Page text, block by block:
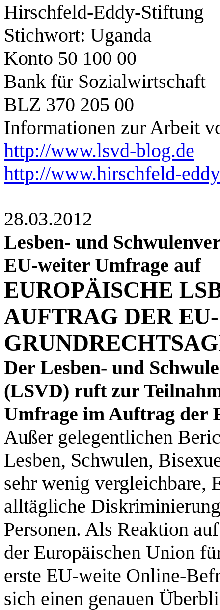
Hirschfeld-Eddy-Stiftung
Stichwort: Uganda
Konto 50 100 00
Bank für Sozialwirtschaft
BLZ 370 205 00
Informationen zur Arbeit
http://www.lsvd-blog.de
http://www.hirschfeld-
28.03.2012
Lesben- und
EU-weiter Umfrage auf
EUROPÄISCHE
AUFTRAG DER EU-
Der Lesben- und
(LSVD) ruft zur
Umfrage im Auftrag der
Außer gelegentlichen
Lesben, Schwulen,
sehr wenig vergleichbare,
alltägliche
Personen. Als Reaktion
der Europäischen Union
erste EU-weite Online-
sich einen genauen